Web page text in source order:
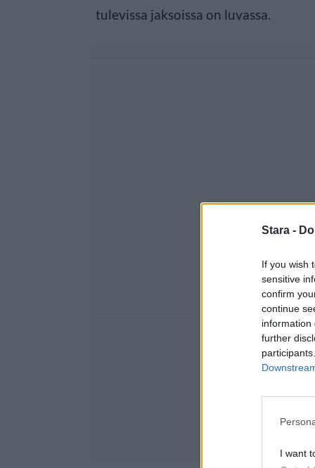
Stara -
If you wish
sensitive
confirm
continue
information
further
I want
tulevissa jaksoissa on luvassa.